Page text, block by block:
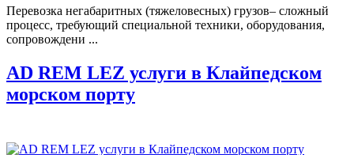
Перевозка негабаритных (тяжеловесных) грузов– сложный
процесс, требующий специальной техники, оборудования,
сопровождени ...
AD REM LEZ услуги в Клайпедском
морском порту